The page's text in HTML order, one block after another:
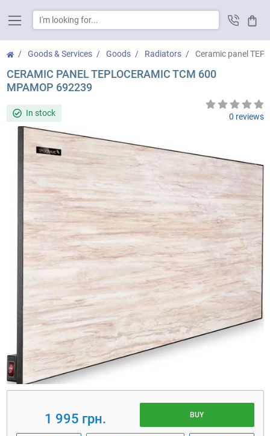
Cart
Goods & Services Goods Radiators Ceramic panel
CERAMIC PANEL TEPLOCERAMIC TCM 600
МРАМОР 692239
In stock 0 reviews
1 995 грн. BUY